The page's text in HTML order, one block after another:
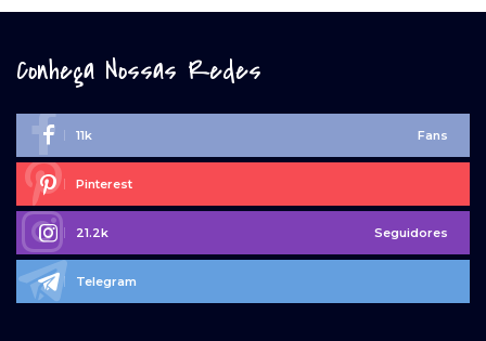
Conheça Nossas Redes
11k Fans
Pinterest
21.2k Seguidores
Telegram